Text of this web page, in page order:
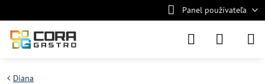
Panel používateľa
Diana